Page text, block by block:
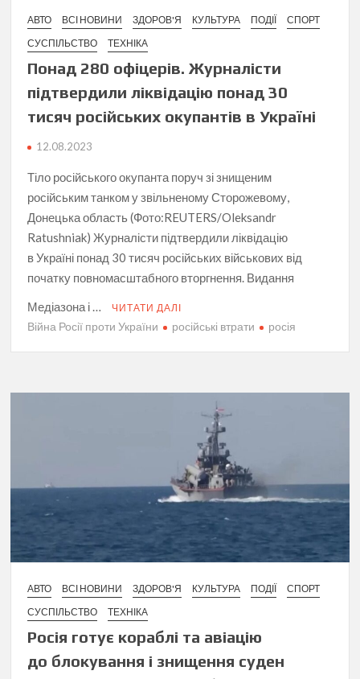
АВТО ВСІ НОВИНИ ЗДОРОВ'Я КУЛЬТУРА ПОДІЇ
СПОРТ
СУСПІЛЬСТВО
ТЕХНІКА
Понад 280 офіцерів. Журналісти
підтвердили ліквідацію понад 30
тисяч російських окупантів в Україні
12.08.2023
Тіло російського окупанта поруч зі знищеним
російським танком у звільненому Сторожевому,
Донецька область (Фото:REUTERS/Oleksandr
Ratushniak) Журналісти підтвердили ліквідацію
в Україні понад 30 тисяч російських військових від
початку повномасштабного вторгнення. Видання
Медіазона і …
ЧИТАТИ ДАЛІ
Війна Росії проти України російські втрати росія
АВТО ВСІ НОВИНИ ЗДОРОВ'Я КУЛЬТУРА ПОДІЇ
СПОРТ
СУСПІЛЬСТВО
ТЕХНІКА
Росія готує кораблі та авіацію
до блокування і знищення суден